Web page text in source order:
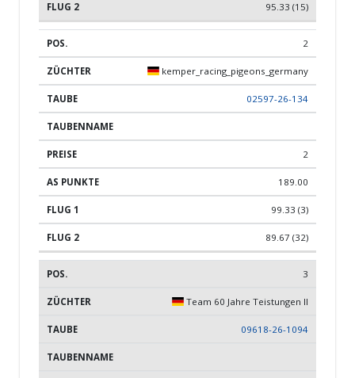
95.33 (15)
2
kemper_racing_pigeons_germany
02597-26-134
2
189.00
99.33 (3)
89.67 (32)
3
Team 60 Jahre Teistungen II
09618-26-1094